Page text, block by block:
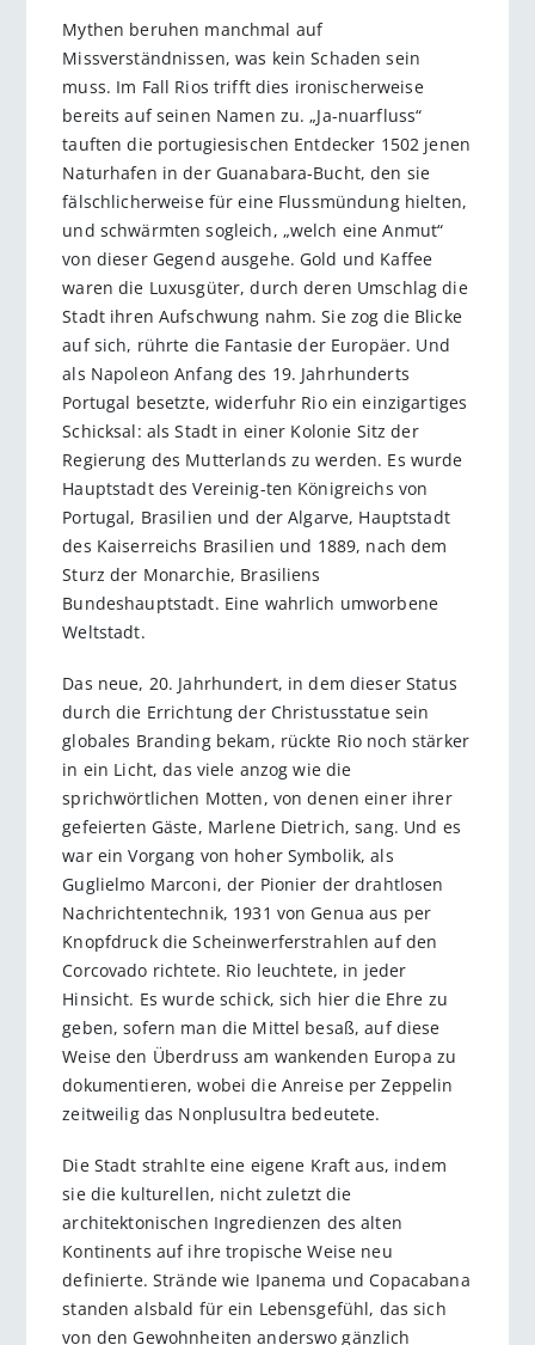
Mythen beruhen manchmal auf
Missverständnissen, was kein Schaden sein
muss. Im Fall Rios trifft dies ironischerweise
bereits auf seinen Namen zu. „Ja-nuarfluss“
tauften die portugiesischen Entdecker 1502 jenen
Naturhafen in der Guanabara-Bucht, den sie
fälschlicherweise für eine Flussmündung hielten,
und schwärmten sogleich, „welch eine Anmut“
von dieser Gegend ausgehe. Gold und Kaffee
waren die Luxusgüter, durch deren Umschlag die
Stadt ihren Aufschwung nahm. Sie zog die Blicke
auf sich, rührte die Fantasie der Europäer. Und
als Napoleon Anfang des 19. Jahrhunderts
Portugal besetzte, widerfuhr Rio ein einzigartiges
Schicksal: als Stadt in einer Kolonie Sitz der
Regierung des Mutterlands zu werden. Es wurde
Hauptstadt des Vereinig-ten Königreichs von
Portugal, Brasilien und der Algarve, Hauptstadt
des Kaiserreichs Brasilien und 1889, nach dem
Sturz der Monarchie, Brasiliens
Bundeshauptstadt. Eine wahrlich umworbene
Weltstadt.
Das neue, 20. Jahrhundert, in dem dieser Status
durch die Errichtung der Christusstatue sein
globales Branding bekam, rückte Rio noch stärker
in ein Licht, das viele anzog wie die
sprichwörtlichen Motten, von denen einer ihrer
gefeierten Gäste, Marlene Dietrich, sang. Und es
war ein Vorgang von hoher Symbolik, als
Guglielmo Marconi, der Pionier der drahtlosen
Nachrichtentechnik, 1931 von Genua aus per
Knopfdruck die Scheinwerferstrahlen auf den
Corcovado richtete. Rio leuchtete, in jeder
Hinsicht. Es wurde schick, sich hier die Ehre zu
geben, sofern man die Mittel besaß, auf diese
Weise den Überdruss am wankenden Europa zu
dokumentieren, wobei die Anreise per Zeppelin
zeitweilig das Nonplusultra bedeutete.
Die Stadt strahlte eine eigene Kraft aus, indem
sie die kulturellen, nicht zuletzt die
architektonischen Ingredienzen des alten
Kontinents auf ihre tropische Weise neu
definierte. Strände wie Ipanema und Copacabana
standen alsbald für ein Lebensgefühl, das sich
von den Gewohnheiten anderswo gänzlich